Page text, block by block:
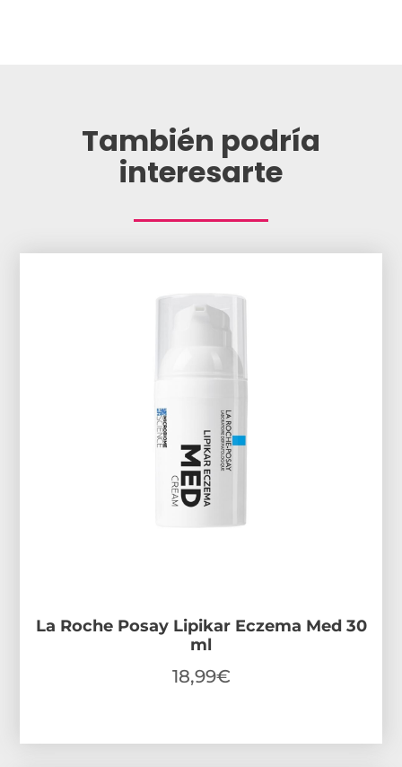
También podría
interesarte
La Roche Posay Lipikar Eczema Med 30
ml
18,99€